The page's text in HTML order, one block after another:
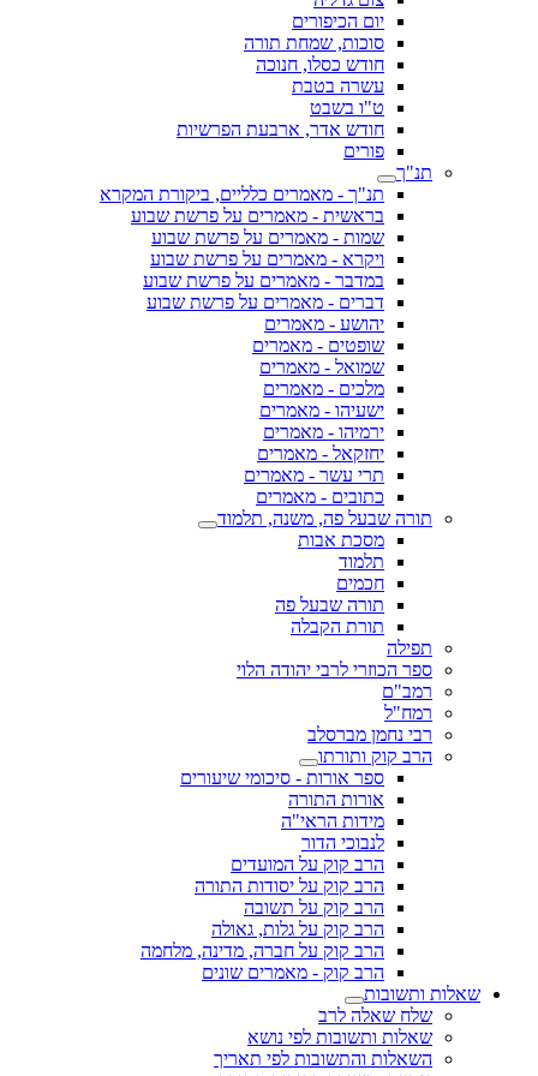
יום הכיפורים
סוכות, שמחת תורה
חודש כסלו, חנוכה
עשרה בטבת
ט"ו בשבט
חודש אדר, ארבעת הפרשיות
פורים
תנ"ך
תנ"ך - מאמרים כלליים, ביקורת המקרא
בראשית - מאמרים על פרשת שבוע
שמות - מאמרים על פרשת שבוע
ויקרא - מאמרים על פרשת שבוע
במדבר - מאמרים על פרשת שבוע
דברים - מאמרים על פרשת שבוע
יהושע - מאמרים
שופטים - מאמרים
שמואל - מאמרים
מלכים - מאמרים
ישעיהו - מאמרים
ירמיהו - מאמרים
יחזקאל - מאמרים
תרי עשר - מאמרים
כתובים - מאמרים
תורה שבעל פה, משנה, תלמוד
מסכת אבות
תלמוד
חכמים
תורה שבעל פה
תורת הקבלה
תפילה
ספר הכוזרי לרבי יהודה הלוי
רמב"ם
רמח"ל
רבי נחמן מברסלב
הרב קוק ותורתו
ספר אורות - סיכומי שיעורים
אורות התורה
מידות הראי"ה
לנבוכי הדור
הרב קוק על המועדים
הרב קוק על יסודות התורה
הרב קוק על תשובה
הרב קוק על גלות, גאולה
הרב קוק על חברה, מדינה, מלחמה
הרב קוק - מאמרים שונים
שאלות ותשובות
שלח שאלה לרב
שאלות ותשובות לפי נושא
השאלות והתשובות לפי תאריך